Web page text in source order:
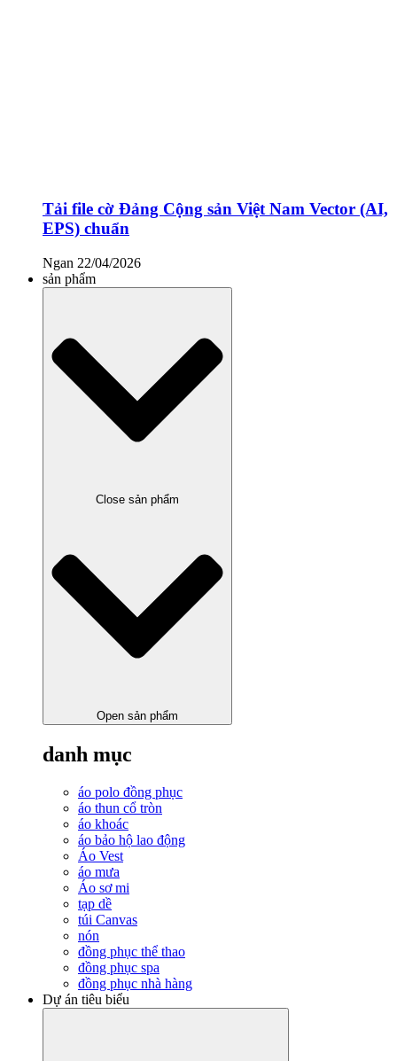
Tải file cờ Đảng Cộng sản Việt Nam Vector (AI,
EPS) chuẩn
Ngan 22/04/2026
sản phẩm
Close sản phẩm
Open sản phẩm
danh mục
áo polo đồng phục
áo thun cổ tròn
áo khoác
áo bảo hộ lao động
Áo Vest
áo mưa
Áo sơ mi
tạp dề
túi Canvas
nón
đồng phục thể thao
đồng phục spa
đồng phục nhà hàng
Dự án tiêu biểu